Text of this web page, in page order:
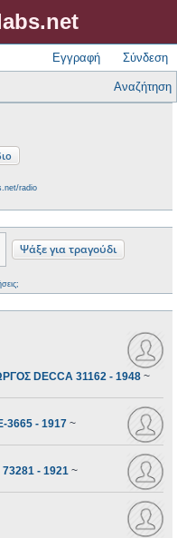
Σύνδεση
Εγγραφή
Αναζήτηση
radio
DECCA 31162 - 1948 ~
- 1917 ~
- 1921 ~